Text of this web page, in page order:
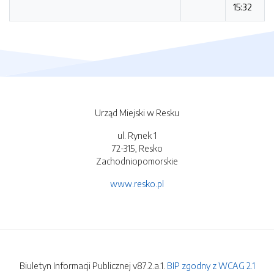
15:32
Urząd Miejski w Resku
ul. Rynek 1
72-315, Resko
Zachodniopomorskie
www.resko.pl
Biuletyn Informacji Publicznej v87.2.a.1. BIP zgodny z WCAG 2.1